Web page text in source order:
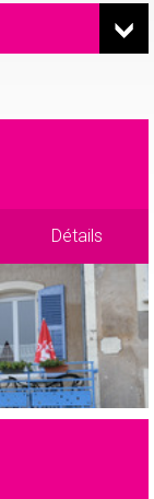
Détails